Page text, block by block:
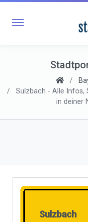
Sulzbach - Alle Infos,
in deiner
Sulzbach